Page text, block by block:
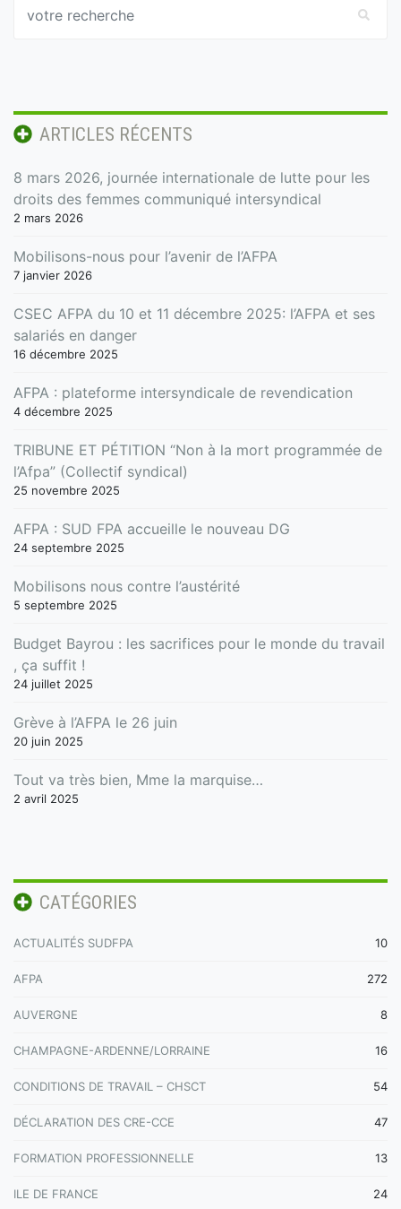
ARTICLES RÉCENTS
8 mars 2026, journée internationale de lutte pour les
droits des femmes communiqué intersyndical
2 mars 2026
Mobilisons-nous pour l’avenir de l’AFPA
7 janvier 2026
CSEC AFPA du 10 et 11 décembre 2025: l’AFPA et ses
salariés en danger
16 décembre 2025
AFPA : plateforme intersyndicale de revendication
4 décembre 2025
TRIBUNE ET PÉTITION “Non à la mort programmée de
l’Afpa” (Collectif syndical)
25 novembre 2025
AFPA : SUD FPA accueille le nouveau DG
24 septembre 2025
Mobilisons nous contre l’austérité
5 septembre 2025
Budget Bayrou : les sacrifices pour le monde du travail
, ça suffit !
24 juillet 2025
Grève à l’AFPA le 26 juin
20 juin 2025
Tout va très bien, Mme la marquise…
2 avril 2025
CATÉGORIES
ACTUALITÉS SUDFPA 10
AFPA 272
AUVERGNE 8
CHAMPAGNE-ARDENNE/LORRAINE 16
CONDITIONS DE TRAVAIL – CHSCT 54
DÉCLARATION DES CRE-CCE 47
FORMATION PROFESSIONNELLE 13
ILE DE FRANCE 24